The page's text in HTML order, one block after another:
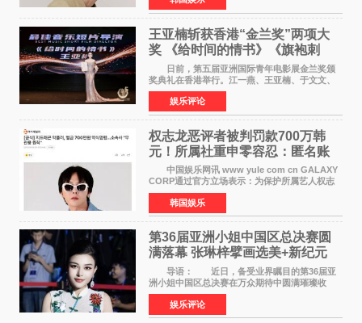
故后获得特殊
王亚楠斩获香港“金兰奖”两项大
奖 《给时间的情书》《旗袍刺
客》双双获肯定
日前，第五届亚洲国际青年电影展金兰奖颁
奖典礼在香港举行。江一燕、王亚楠、于文文、
李东学等知名演员出席活动。著名演员、导演王
亚楠凭借音乐故事片《给时间的情书》和院线电
影《旗袍刺客》
娱乐评论
权志龙恶评者被判罚款700万韩
元！所属社重申零容忍：匿名账
号也难逃刑责
中国娱乐网讯 www yule com cn GALAXY
CORP通过官方立场表示：为保护所属艺人权志
龙的名誉和权益，将持续对网络上发生的名誉损
害、散布虚假事实、侮辱、恶意诽谤等行为采取
法律应对措施。
韩国娱乐
第36届亚洲小姐中国区总决赛圆
满落幕 张琳梓擘画选美+新纪元
导语： 近日，备受业界瞩目的第36届亚
洲小姐中国区总决赛在万众期待中圆满璀璨收
官。整场盛典汇聚万千芳华，不仅完成了新一届
美丽代言人的加冕选拔，更在行业发展层面带来
颠覆性突破。活动
娱乐评论